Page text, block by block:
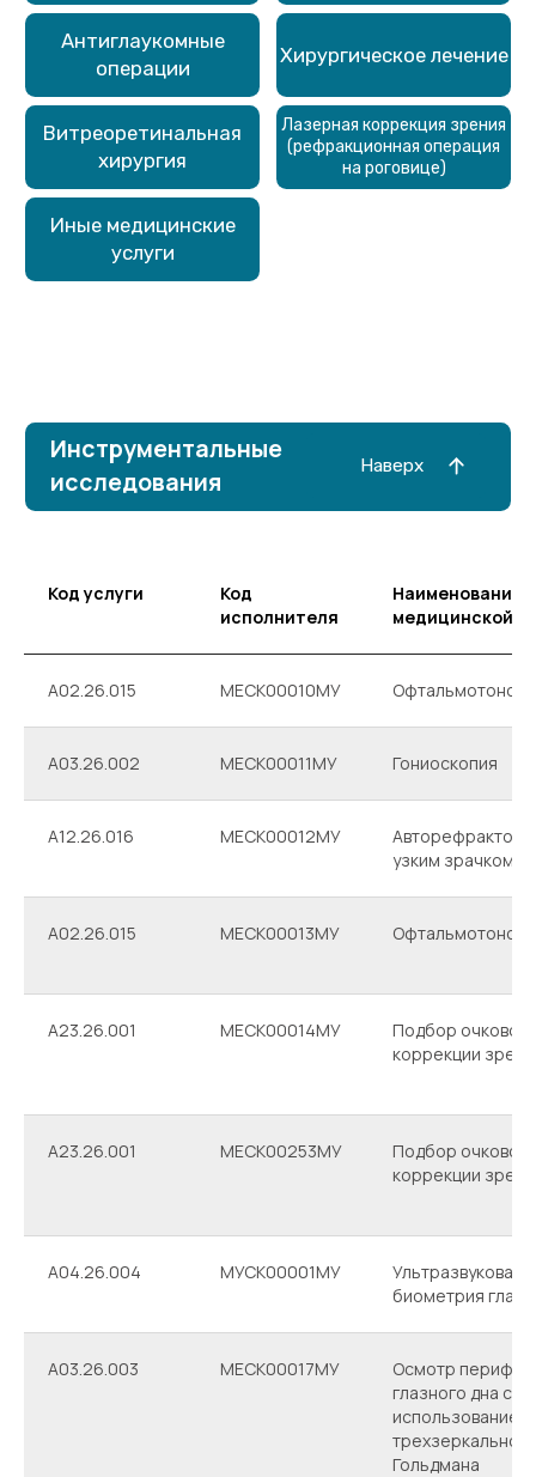
Диагностика
Лазерные операции
Антиглаукомные операции
Хирургия катаракты
Хирургическое лечение
Лабораторные исследования
Рефракционная операция на роговице
Код услуги
Код
исполнителя
Наименование
медицинской
A02.26.015 МЕСК00010МУ
А03.26.002 МЕСК00011МУ Гониоскопия
A12.26.016 МЕСК00012МУ
узким зрачком
A02.26.015 МЕСК00013МУ
А23.26.001 МЕСК00014МУ
Подбор очковой
коррекции
А23.26.001 МЕСК00253МУ
Подбор очковой
коррекции
A04.26.004 МУСК00001МУ
Ультразвуковая
биометрия глаза
A03.26.003 МЕСК00017МУ
Осмотр
глазного дна с
использованием
трехзеркальной
Гольдмана